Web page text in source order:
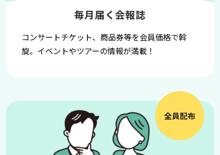
毎月届く会報誌
コンサートチケット、商品券等を会員価格で斡
旋。イベントやツアーの情報が満載！
全員配布